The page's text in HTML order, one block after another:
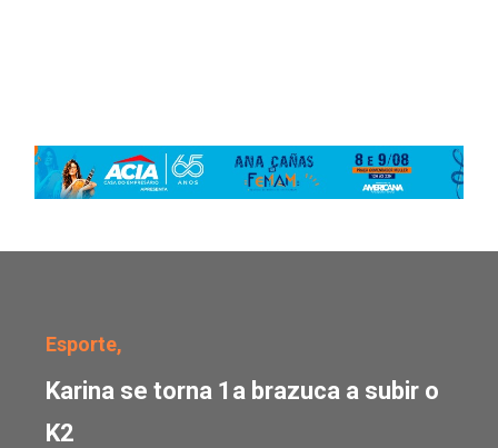
Esporte,
Karina se torna 1a brazuca a subir o
K2